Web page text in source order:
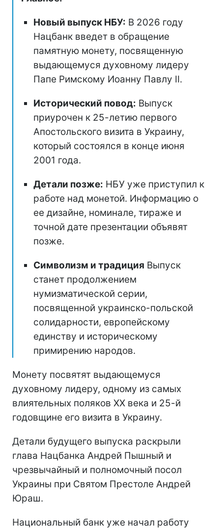
Новый выпуск НБУ: В 2026 году
Нацбанк введет в обращение
памятную монету, посвященную
выдающемуся духовному лидеру
Папе Римскому Иоанну Павлу II.
Исторический повод: Выпуск
приурочен к 25-летию первого
Апостольского визита в Украину,
который состоялся в конце июня
2001 года.
Детали позже: НБУ уже приступил к
работе над монетой. Информацию о
ее дизайне, номинале, тираже и
точной дате презентации объявят
позже.
Символизм и традиция Выпуск
станет продолжением
нумизматической серии,
посвященной украинско-польской
солидарности, европейскому
единству и историческому
примирению народов.
Монету посвятят выдающемуся
духовному лидеру, одному из самых
влиятельных поляков ХХ века и 25-й
годовщине его визита в Украину.
Детали будущего выпуска раскрыли
глава Нацбанка Андрей Пышный и
чрезвычайный и полномочный посол
Украины при Святом Престоле Андрей
Юраш.
Национальный банк уже начал работу